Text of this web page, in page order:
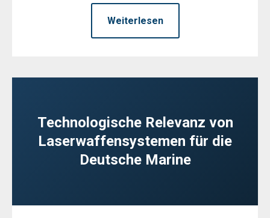
Weiterlesen
Technologische Relevanz von
Laserwaffensystemen für die
Deutsche Marine